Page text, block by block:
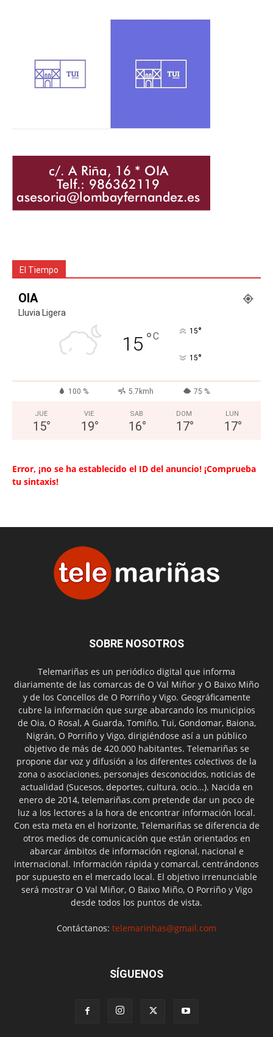
El Tiempo
OIA
Lluvia Ligera
15 °C 15°
15°
100 % 5.7kmh 75 %
JUE
15°
VIE
19°
SAB
16°
DOM
17°
LUN
17°
Error, ¡no se ha establecido el ID del anuncio! ¡Comprueba
tu sintaxis!
SOBRE NOSOTROS
Telemariñas es un periódico digital que informa
diariamente de las comarcas de O Val Miñor y O Baixo Miño
y de los Concellos de O Porriño y Vigo. Geográficamente
cubre la información que surge abarcando los municipios
de Oia, O Rosal, A Guarda, Tomiño, Tui, Gondomar, Baiona,
Nigrán, O Porriño y Vigo, dirigiéndose así a un público
objetivo de más de 420.000 habitantes. Telemariñas se
propone dar voz y difusión a los diferentes colectivos de la
zona o asociaciones, personajes desconocidos, noticias de
actualidad (Sucesos, deportes, cultura, ocio...). Nacida en
enero de 2014, telemariñas.com pretende dar un poco de
luz a los lectores a la hora de encontrar información local.
Con esta meta en el horizonte, Telemariñas se diferencia de
otros medios de comunicación que están orientados en
abarcar ámbitos de información regional, nacional e
internacional. Información rápida y comarcal, centrándonos
por supuesto en el mercado local. El objetivo irrenunciable
será mostrar O Val Miñor, O Baixo Miño, O Porriño y Vigo
desde todos los puntos de vista.
Contáctanos: telemarinhas@gmail.com
SÍGUENOS